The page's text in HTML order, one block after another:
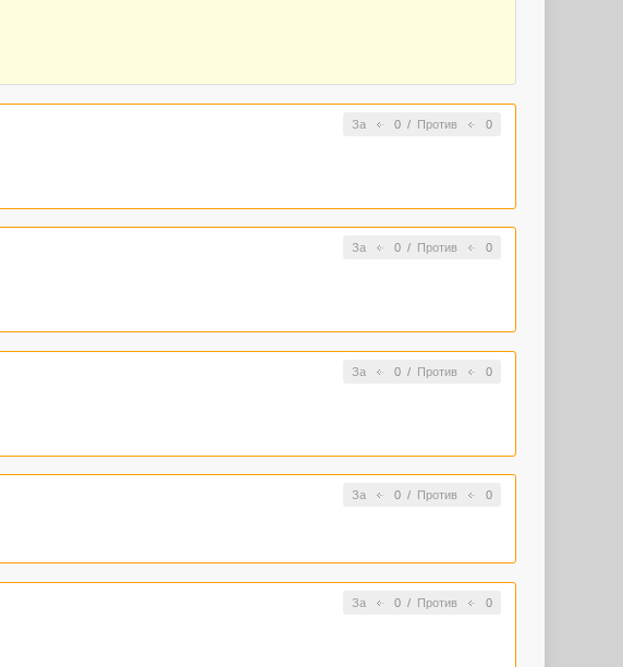
За 0/ Против 0
За 0/ Против 0
За 0/ Против 0
За 0/ Против 0
За 0/ Против 0